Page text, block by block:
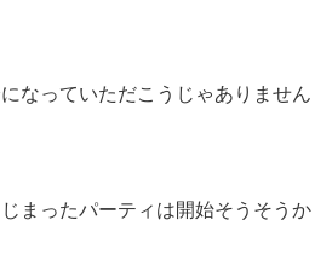
なっていただこうじゃありません
まったパーティは開始そうそうか